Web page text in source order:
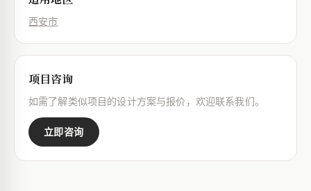
西安市
项目咨询
如需了解类似项目的设计方案与报价，欢迎联系我们。
立即咨询